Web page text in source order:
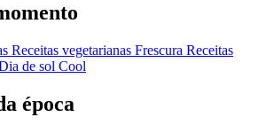
Receitas vegetarianas Frescura Receitas
de sol Cool
época